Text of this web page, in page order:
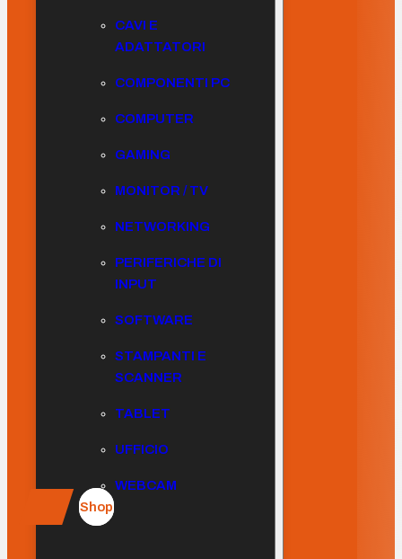
CAVI E
ADATTATORI
COMPONENTI PC
COMPUTER
GAMING
MONITOR / TV
NETWORKING
PERIFERICHE DI
INPUT
SOFTWARE
STAMPANTI E
SCANNER
TABLET
UFFICIO
WEBCAM
Shop